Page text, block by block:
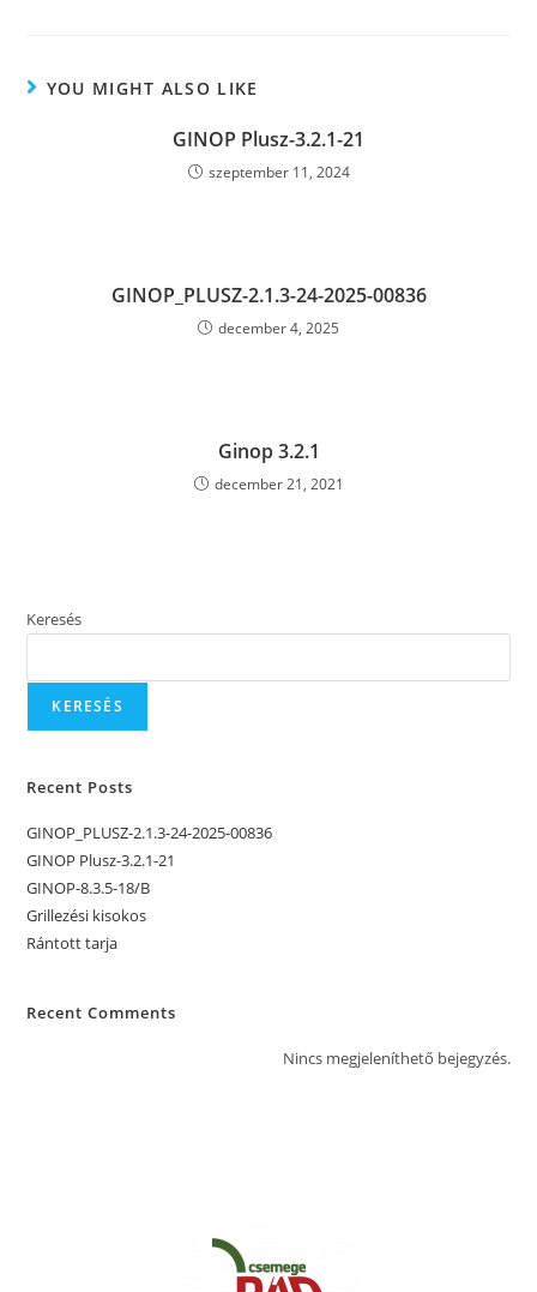
YOU MIGHT ALSO LIKE
GINOP Plusz-3.2.1-21
szeptember 11, 2024
GINOP_PLUSZ-2.1.3-24-2025-00836
december 4, 2025
Ginop 3.2.1
december 21, 2021
Keresés
KERESÉS
Recent Posts
GINOP_PLUSZ-2.1.3-24-2025-00836
GINOP Plusz-3.2.1-21
GINOP-8.3.5-18/B
Grillezési kisokos
Rántott tarja
Recent Comments
Nincs megjeleníthető bejegyzés.